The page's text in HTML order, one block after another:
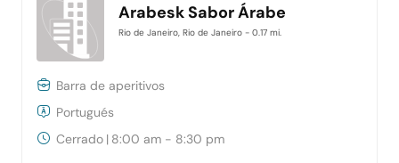
Arabesk Sabor Árabe
Rio de Janeiro, Rio de Janeiro - 0.17 mi.
Barra de aperitivos
Portugués
Cerrado | 8:00 am - 8:30 pm